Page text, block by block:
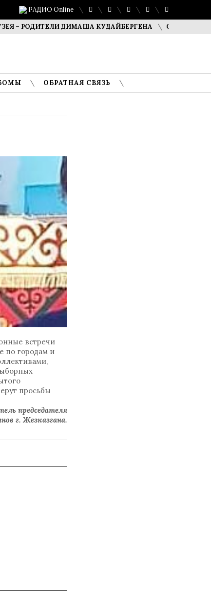
РАДИО Online
ДИМАША КУДАЙБЕРГЕНА САФУАН
ОБРАТНАЯ СВЯЗЬ
встречи
по городам и
просьбы
председателя
г. Жезказгана.